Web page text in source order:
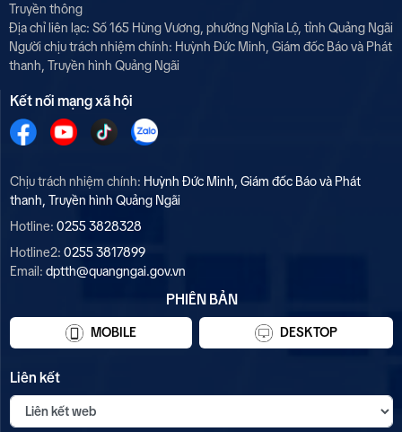
Truyền thông
Địa chỉ liên lạc: Số 165 Hùng Vương, phường Nghĩa Lộ, tỉnh Quảng Ngãi
Người chịu trách nhiệm chính: Huỳnh Đức Minh, Giám đốc Báo và Phát
thanh, Truyền hình Quảng Ngãi
Kết nối mạng xã hội
Chịu trách nhiệm chính: Huỳnh Đức Minh, Giám đốc Báo và Phát
thanh, Truyền hình Quảng Ngãi
Hotline: 0255 3828328
Hotline2: 0255 3817899
Email: dptth@quangngai.gov.vn
PHIÊN BẢN
MOBILE DESKTOP
Liên kết